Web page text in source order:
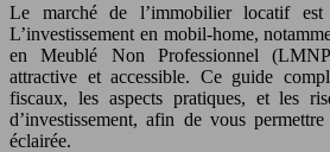
Le marché de l’immobilier locatif est
L’investissement en mobil-home,
en Meublé Non Professionnel
attractive et accessible. Ce guide
fiscaux, les aspects pratiques, et les
d’investissement, afin de vous
éclairée.